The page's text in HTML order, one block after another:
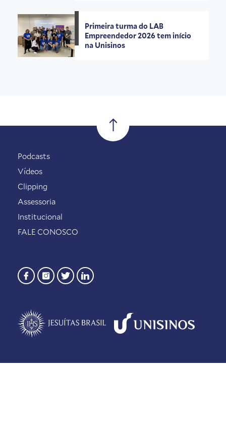
Primeira turma do LAB
Empreendedor 2026 tem início
na Unisinos
Podcasts
Vídeos
Clipping
Assessoria
Institucional
FALE CONOSCO